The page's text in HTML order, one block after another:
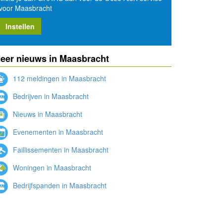
Maasbracht
Instellen
nieuws in Maasbracht
112 meldingen in Maasbracht
Bedrijven in Maasbracht
Nieuws in Maasbracht
Evenementen in Maasbracht
Faillissementen in Maasbracht
Woningen in Maasbracht
Bedrijfspanden in Maasbracht